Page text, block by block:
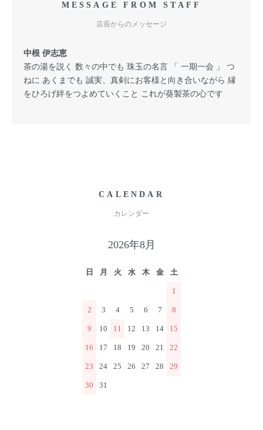
MESSAGE FROM STAFF
店長からのメッセージ
中根 伊志恵
茶の湯を説く 数々の中でも 珠玉の名言 「 一期一会 」 つ
ねに あくまでも 誠実、真剣にお客様と向き合いながら 縁
をひろげ絆をつよめていくこと これが葵製茶の心です
CALENDAR
カレンダー
2026年8月
日 月 火 水 木 金 土
1
2 3 4 5 6 7 8
9 10 11 12 13 14 15
16 17 18 19 20 21 22
23 24 25 26 27 28 29
30 31